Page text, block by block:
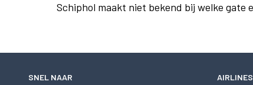
Schiphol maakt niet bekend bij welke gate
SNEL NAAR AIRLINES